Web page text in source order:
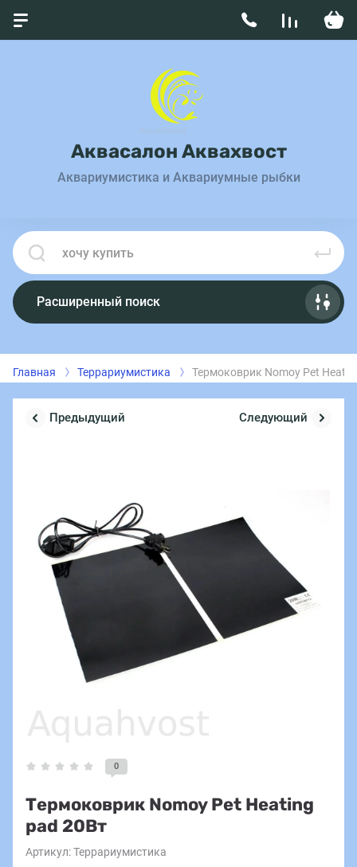
Аквасалон Аквахвост
Аквариумистика и Аквариумные рыбки
Расширенный поиск
Главная Террариумистика Термоковрик Nomoy Pet
Предыдущий Следующий
0
Термоковрик Nomoy Pet Heating
pad 20Вт
Артикул:Террариумистика